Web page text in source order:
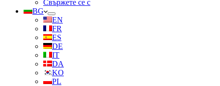
Свържете се с
BG
EN
FR
ES
DE
IT
DA
KO
PL